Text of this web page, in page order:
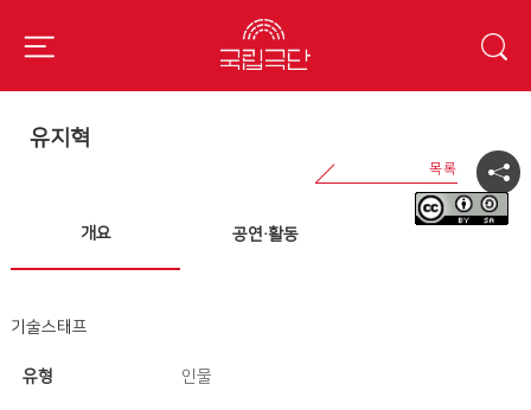
유지혁
개요 공연·활동
기술스태프
유형 인물